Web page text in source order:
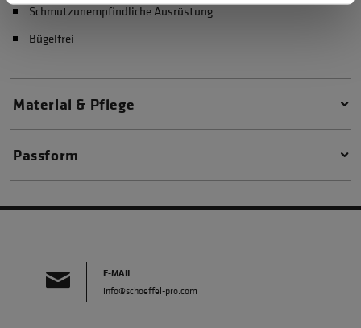
Schmutzunempfindliche Ausrüstung
Bügelfrei
Material & Pflege
Passform
E-MAIL
info@schoeffel-pro.com